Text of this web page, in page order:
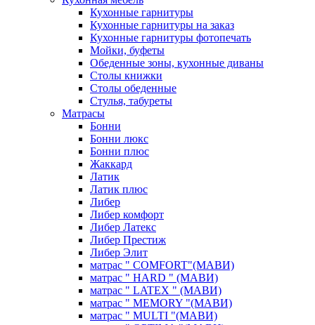
Кухонные гарнитуры
Кухонные гарнитуры на заказ
Кухонные гарнитуры фотопечать
Мойки, буфеты
Обеденные зоны, кухонные диваны
Столы книжки
Столы обеденные
Стулья, табуреты
Матрасы
Бонни
Бонни люкс
Бонни плюс
Жаккард
Латик
Латик плюс
Либер
Либер комфорт
Либер Латекс
Либер Престиж
Либер Элит
матрас " COMFORT"(МАВИ)
матрас " HARD " (МАВИ)
матрас " LATEX " (МАВИ)
матрас " MEMORY "(МАВИ)
матрас " MULTI "(МАВИ)